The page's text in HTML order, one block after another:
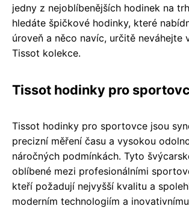
jedny z nejoblíbenějších hodinek na
hledáte špičkové hodinky, které
úroveň a něco navíc, určitě neváhejte
Tissot kolekce.
Tissot hodinky pro
Tissot hodinky pro sportovce jsou
precizní měření času a vysokou
náročných podmínkách. Tyto
oblíbené mezi profesionálními
kteří požadují nejvyšší kvalitu a
moderním technologiím a